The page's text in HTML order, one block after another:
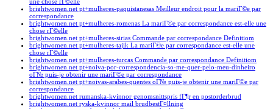
une chose rГ©elle
brightwomen.net pt+mulheres-paquistanesas Meilleur endroit pour la mariГ©e par
correspondance
brightwomen.net pt+mulheres-romenas La mariГ©e par correspondance est-elle une
chose rГ©elle
brightwomen.net pt+mulheres-sirias Commande par correspondance Definitiom
brightwomen.net pt+mulheres-tajik La mariГ©e par correspondance est-elle une
chose rГ©elle
brightwomen.net pt+mulheres-turcas Commande par correspondance Definitiom
brightwomen.net pt+noiva-por-correspondencia-so-me-quer-pelo-meu-dinheiro
oГ№ puis-je obtenir une mariГ©e par correspondance
brightwomen.net pt+noivas-arabes-quentes oГ№ puis-je obtenir une mariГ©e par
correspondance
brightwomen.net rumanska-kvinnor genomsnittspris fГ¶r en postorderbrud
brightwomen.net ryska-kvinnor mail brudbestГ¤llning